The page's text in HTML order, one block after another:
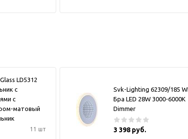
LD5312
с
с
матовый
11 шт
Svk-Lighting 62309/185
Бра LED 28W 3000-6000K
Dimmer
3 398 руб.